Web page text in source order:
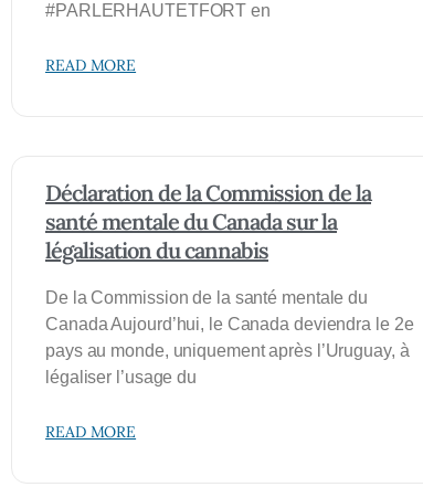
#PARLERHAUTETFORT en
READ MORE
Déclaration de la Commission de la
santé mentale du Canada sur la
légalisation du cannabis
De la Commission de la santé mentale du
Canada Aujourd’hui, le Canada deviendra le 2e
pays au monde, uniquement après l’Uruguay, à
légaliser l’usage du
READ MORE